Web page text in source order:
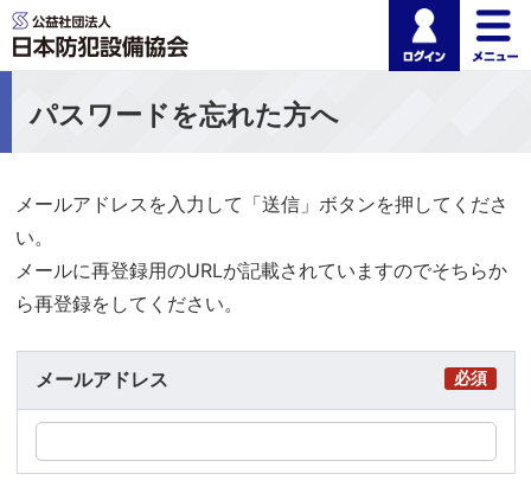
公益社団法人 日本
ログイ
パスワードを忘れた方へ
メールアドレスを入力して「送信」ボタンを押してくださ
い。
メールに再登録用のURLが記載されていますのでそちらか
ら再登録をしてください。
メールアドレス 必須